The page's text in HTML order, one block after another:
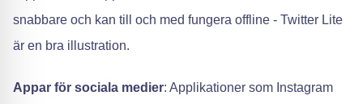
snabbare och kan till och med fungera offline - Twitter Lite
är en bra illustration.
Appar för sociala medier: Applikationer som Instagram